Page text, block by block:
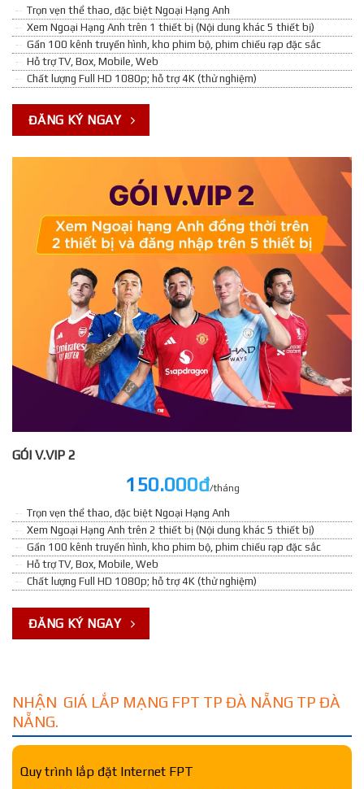
Trọn vẹn thể thao, đặc biệt Ngoại Hạng Anh
Xem Ngoại Hạng Anh trên 1 thiết bị (Nội dung khác 5 thiết bị)
Gần 100 kênh truyền hình, kho phim bộ, phim chiếu rạp đặc sắc
Hỗ trợ TV, Box, Mobile, Web
Chất lượng Full HD 1080p; hỗ trợ 4K (thử nghiệm)
ĐĂNG KÝ NGAY
GÓI V.VIP 2
150.000đ/tháng
Trọn vẹn thể thao, đặc biệt Ngoại Hạng Anh
Xem Ngoại Hạng Anh trên 2 thiết bị (Nội dung khác 5 thiết bị)
Gần 100 kênh truyền hình, kho phim bộ, phim chiếu rạp đặc sắc
Hỗ trợ TV, Box, Mobile, Web
Chất lượng Full HD 1080p; hỗ trợ 4K (thử nghiệm)
ĐĂNG KÝ NGAY
NHẬN GIÁ LẮP MẠNG FPT TP ĐÀ NẴNG TP ĐÀ
NẴNG.
Quy trình lắp đặt Internet FPT